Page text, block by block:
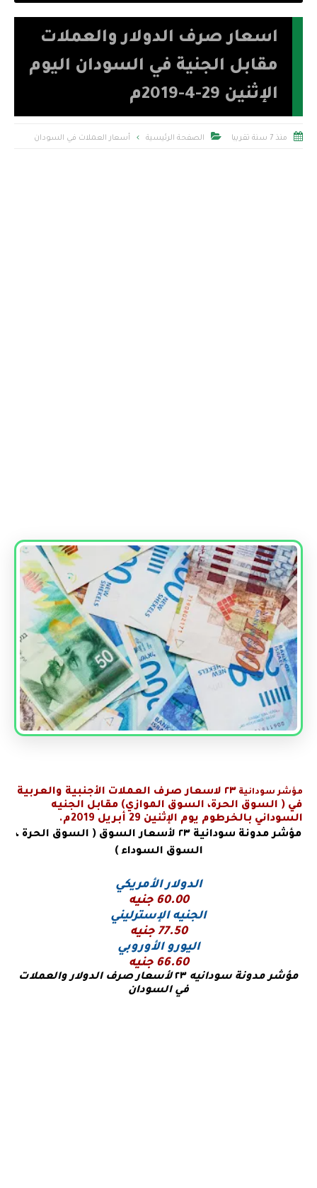
اسعار صرف الدولار والعملات
مقابل الجنية في السودان اليوم
الإثنين 29-4-2019م
 منذ 7 سنة تقريبا  الصفحة الرئيسية أسعار العملات في السودان
مؤشر سودانية ٢٣ لاسعار صرف العملات الأجنبية والعربية
في ( السوق الحرة، السوق الموازي) مقابل الجنيه
السوداني بالخرطوم يوم الإثنين 29 أبريل 2019م.
مؤشر مدونة سودانية
٢٣ لأسعار السوق ( السوق الحرة ،
السوق السوداء )
الدولار الأمريكي
60.00 جنيه
الجنيه الإسترليني
77.50 جنيه
اليورو الأوروبي
66.60 جنيه
مؤشر مدونة سودانيه ٢٣ لأسعار صرف الدولار والعملات
في السودان